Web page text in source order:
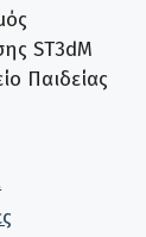
ST3dM
Παιδείας